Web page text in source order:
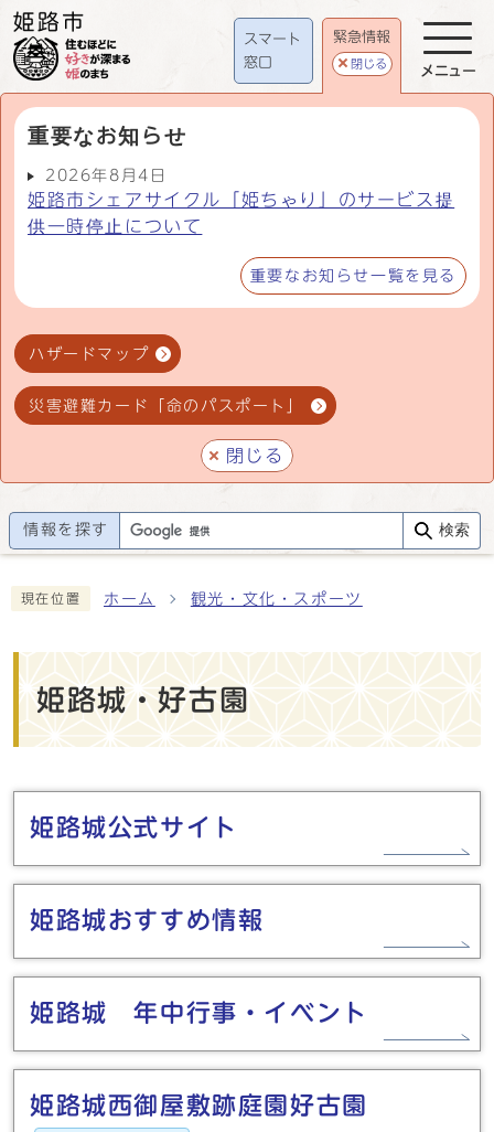
スマート
窓口
緊急情報
閉じる
重要なお知らせ
2026年8月4日
姫路市シェアサイクル「姫ちゃり」のサービス提
供一時停止について
重要なお知らせ一覧を見る
ハザードマップ
災害避難カード「命のパスポート」
閉じる
メニュー
情報を探す 検索
現在位置 ホーム 観光・文化・スポーツ
姫路城・好古園
メインメニュー
姫路城公式サイト
姫路城おすすめ情報
姫路城 年中行事・イベント
姫路城西御屋敷跡庭園好古園